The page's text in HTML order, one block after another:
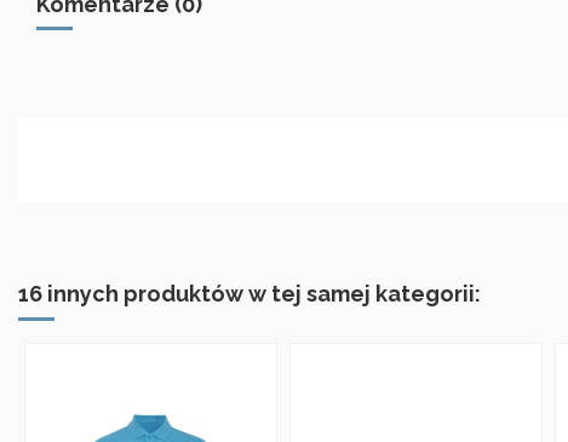
16 innych produktów w tej samej kategorii: